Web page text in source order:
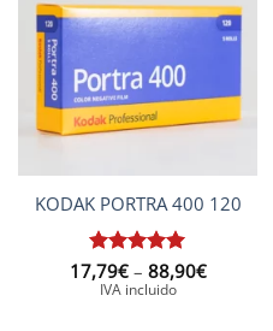
KODAK PORTRA 400 120
Puntuat
amb5de
17,79€ – 88,90€Interval
de
IVA incluido